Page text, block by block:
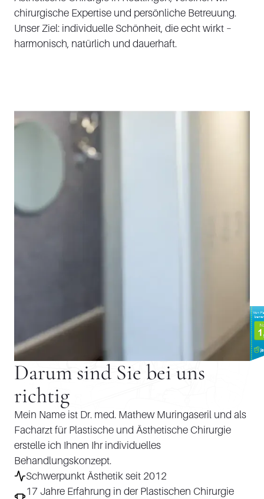
chirurgische Expertise und persönliche Betreuung.
Unser Ziel: individuelle Schönheit, die echt wirkt –
harmonisch, natürlich und dauerhaft.
Darum sind Sie bei uns
richtig
Mein Name ist Dr. med. Mathew Muringaseril und als
Facharzt für Plastische und Ästhetische Chirurgie
erstelle ich Ihnen Ihr individuelles
Behandlungskonzept.
Schwerpunkt Ästhetik seit 2012
17 Jahre Erfahrung in der Plastischen Chirurgie